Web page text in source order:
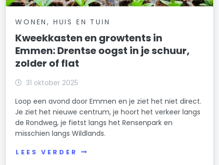
WONEN, HUIS EN TUIN
Kweekkasten en growtents in
Emmen: Drentse oogst in je schuur,
zolder of flat
31 oktober 2025
Loop een avond door Emmen en je ziet het niet direct.
Je ziet het nieuwe centrum, je hoort het verkeer langs
de Rondweg, je fietst langs het Rensenpark en
misschien langs Wildlands.
LEES VERDER